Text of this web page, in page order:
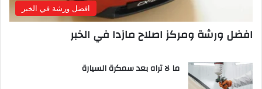
افضل ورشة في الخبر
افضل ورشة ومركز اصلاح مازدا في الخبر
ما لا تراه بعد سمكرة السيارة